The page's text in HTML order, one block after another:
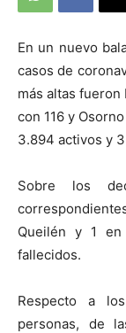
En un nuevo
casos de
más altas
con 116 y
3.894 activos y
Sobre los
Queilén y 1
fallecidos.
Respecto a
personas, de